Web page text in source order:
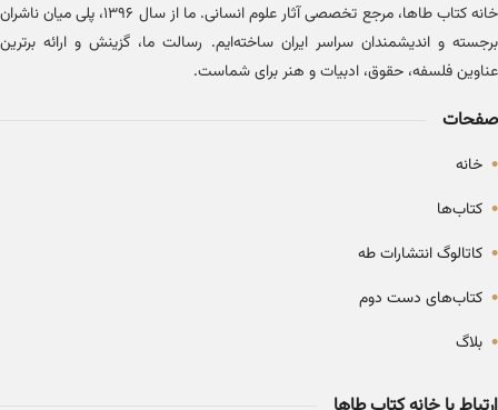
خانه کتاب طاها، مرجع تخصصی آثار علوم انسانی. ما از سال ۱۳۹۶، پلی میان ناشران
برجسته و اندیشمندان سراسر ایران ساخته‌ایم. رسالت ما، گزینش و ارائه برترین
عناوین فلسفه، حقوق، ادبیات و هنر برای شماست.
صفحات
• خانه
• کتاب‌ها
• کاتالوگ انتشارات طه
• کتاب‌های دست دوم
• بلاگ